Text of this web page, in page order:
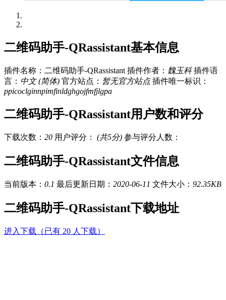
二维码助手-QRassistant基本信息
插件名称：二维码助手-QRassistant 插件作者： 魏玉科 插件语
言： 中文 (简体) 官方站点： 暂无官方站点 插件唯一标识：
ppicoclginnpimfinldghgojfmfjlgpa
二维码助手-QRassistant用户数和评分
下载次数： 20 用户评分： (共5分) 参与评分人数：
二维码助手-QRassistant文件信息
当前版本： 0.1 最后更新日期： 2020-06-11 文件大小： 92.35KB
二维码助手-QRassistant下载地址
进入下载（已有 20 人下载）